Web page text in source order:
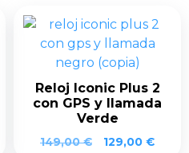
Reloj Iconic Plus 2
con GPS y llamada
Verde
149,00€
El
129,00 €El